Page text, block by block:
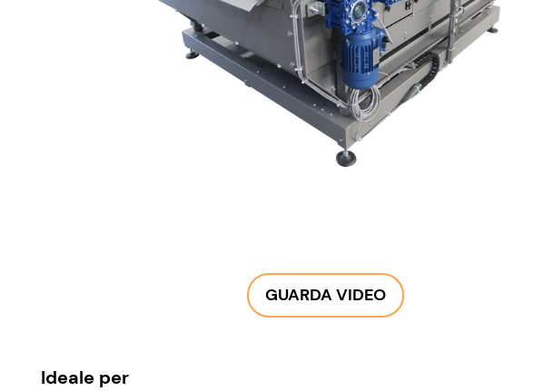
GUARDA VIDEO
Ideale per